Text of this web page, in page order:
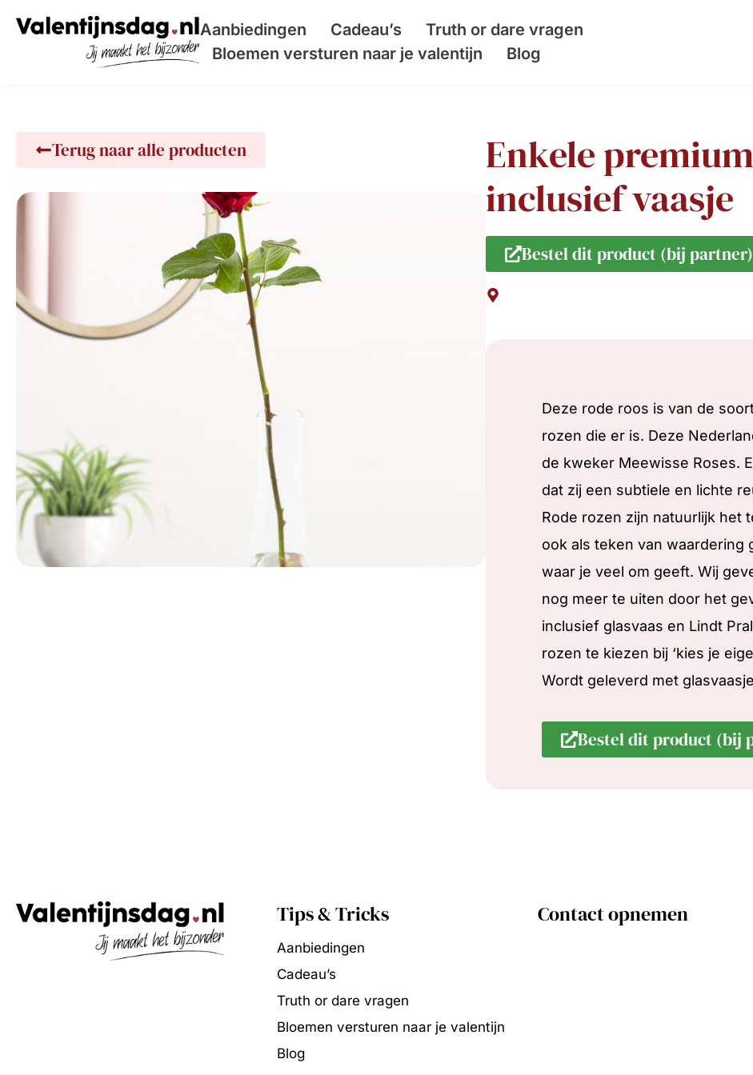
Aanbiedingen Cadeau’s
Truth or dare vragen
Bloemen versturen naar je valentijn
Blog
Terug naar alle producten
Enkele
inclusief vaasje
Bestel dit product (bij partner)
Deze rode roos is van de
rozen die er is. Deze
de kweker Meewisse Roses.
dat zij een subtiele en lichte
Rode rozen zijn natuurlijk het
ook als teken van waardering
waar je veel om geeft. Wij
nog meer te uiten door het
inclusief glasvaas en Lindt
rozen te kiezen bij ‘kies je
Wordt geleverd met
Bestel dit product (bij
Tips & Tricks
Aanbiedingen
Cadeau’s
Truth or dare vragen
Bloemen versturen naar je valentijn
Blog
Contact opnemen